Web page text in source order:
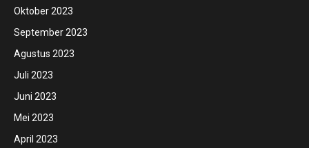
Oktober 2023
September 2023
Agustus 2023
Juli 2023
Juni 2023
Mei 2023
April 2023